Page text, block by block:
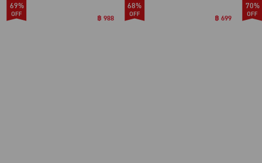
69%
฿ 988
68%
฿ 699
70%